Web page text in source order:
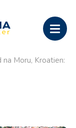
Moru, Kroatien: